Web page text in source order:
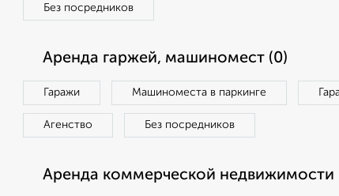
Без посредников
Аренда гаржей, машиномест (0)
Гаражи Машиноместа в паркинге
Агенство Без посредников
Аренда коммерческой недвижимости